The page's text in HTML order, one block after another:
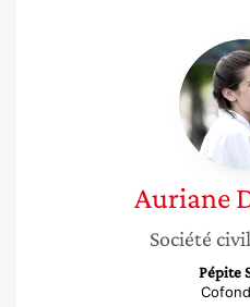
Auriane
Société
Pépite